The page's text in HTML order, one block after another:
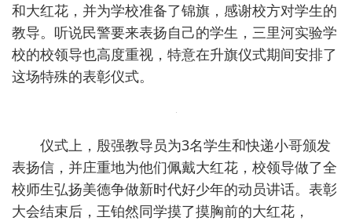
和大红花，并为学校准备了锦旗，感谢校方对学生的
教导。听说民警要来表扬自己的学生，三里河实验学
校的校领导也高度重视，特意在升旗仪式期间安排了
这场特殊的表彰仪式。
仪式上，殷强教导员为3名学生和快递小哥颁发
表扬信，并庄重地为他们佩戴大红花，校领导做了全
校师生弘扬美德争做新时代好少年的动员讲话。表彰
大会结束后，王铂然同学摸了摸胸前的大红花，